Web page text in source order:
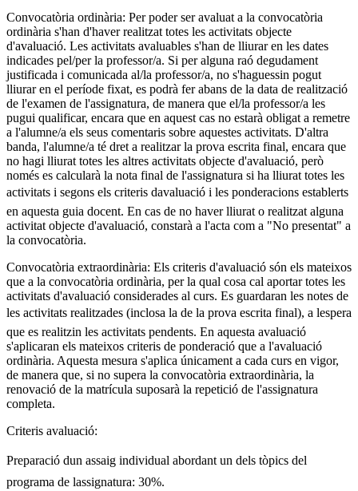
Convocatòria ordinària: Per poder ser avaluat a la convocatòria
ordinària s'han d'haver realitzat totes les activitats objecte
d'avaluació. Les activitats avaluables s'han de lliurar en les dates
indicades pel/per la professor/a. Si per alguna raó degudament
justificada i comunicada al/la professor/a, no s'haguessin pogut
lliurar en el període fixat, es podrà fer abans de la data de realització
de l'examen de l'assignatura, de manera que el/la professor/a les
pugui qualificar, encara que en aquest cas no estarà obligat a remetre
a l'alumne/a els seus comentaris sobre aquestes activitats. D'altra
banda, l'alumne/a té dret a realitzar la prova escrita final, encara que
no hagi lliurat totes les altres activitats objecte d'avaluació, però
només es calcularà la nota final de l'assignatura si ha lliurat totes les
activitats i segons els criteris davaluació i les ponderacions establerts
en aquesta guia docent. En cas de no haver lliurat o realitzat alguna
activitat objecte d'avaluació, constarà a l'acta com a "No presentat" a
la convocatòria.
Convocatòria extraordinària: Els criteris d'avaluació són els mateixos
que a la convocatòria ordinària, per la qual cosa cal aportar totes les
activitats d'avaluació considerades al curs. Es guardaran les notes de
les activitats realitzades (inclosa la de la prova escrita final), a lespera
que es realitzin les activitats pendents. En aquesta avaluació
s'aplicaran els mateixos criteris de ponderació que a l'avaluació
ordinària. Aquesta mesura s'aplica únicament a cada curs en vigor,
de manera que, si no supera la convocatòria extraordinària, la
renovació de la matrícula suposarà la repetició de l'assignatura
completa.
Criteris avaluació:
Preparació dun assaig individual abordant un dels tòpics del
programa de lassignatura: 30%.